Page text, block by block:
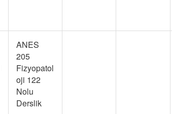
ANES
205
Fizyopatol
oji 122
Nolu
Derslik